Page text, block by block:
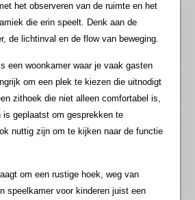
het observeren van de ruimte en het
die erin speelt. Denk aan de
de lichtinval en de flow van beweging.
een woonkamer waar je vaak gasten
om een plek te kiezen die uitnodigt
zithoek die niet alleen comfortabel is,
is geplaatst om gesprekken te
nuttig zijn om te kijken naar de functie
om een rustige hoek, weg van
speelkamer voor kinderen juist een